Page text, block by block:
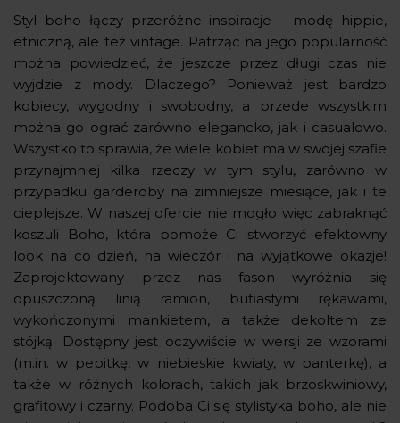
Styl boho łączy przeróżne inspiracje - modę hippie,
etniczną, ale też vintage. Patrząc na jego popularność
można powiedzieć, że jeszcze przez długi czas nie
wyjdzie z mody. Dlaczego? Ponieważ jest bardzo
kobiecy, wygodny i swobodny, a przede wszystkim
można go ograć zarówno elegancko, jak i casualowo.
Wszystko to sprawia, że wiele kobiet ma w swojej szafie
przynajmniej kilka rzeczy w tym stylu, zarówno w
przypadku garderoby na zimniejsze miesiące, jak i te
cieplejsze. W naszej ofercie nie mogło więc zabraknąć
koszuli Boho, która pomoże Ci stworzyć efektowny
look na co dzień, na wieczór i na wyjątkowe okazje!
Zaprojektowany przez nas fason wyróżnia się
opuszczoną linią ramion, bufiastymi rękawami,
wykończonymi mankietem, a także dekoltem ze
stójką. Dostępny jest oczywiście w wersji ze wzorami
(m.in. w pepitkę, w niebieskie kwiaty, w panterkę), a
także w różnych kolorach, takich jak brzoskwiniowy,
grafitowy i czarny. Podoba Ci się stylistyka boho, ale nie